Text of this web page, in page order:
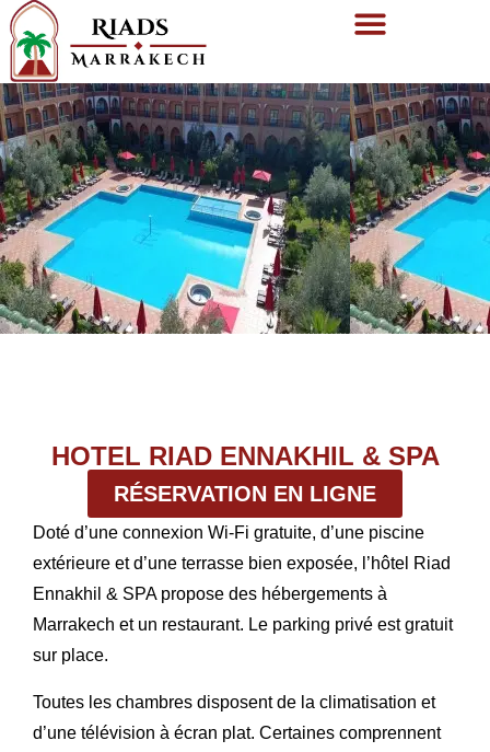
HOTEL RIAD ENNAKHIL & SPA
RÉSERVATION EN LIGNE
Doté d’une connexion Wi-Fi gratuite, d’une piscine
extérieure et d’une terrasse bien exposée, l’hôtel Riad
Ennakhil & SPA propose des hébergements à
Marrakech et un restaurant. Le parking privé est gratuit
sur place.
Toutes les chambres disposent de la climatisation et
d’une télévision à écran plat. Certaines comprennent